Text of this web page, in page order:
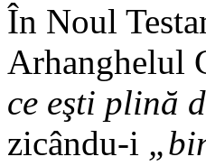
În Noul
Arhanghelul
ce eşti plină
zicându-i